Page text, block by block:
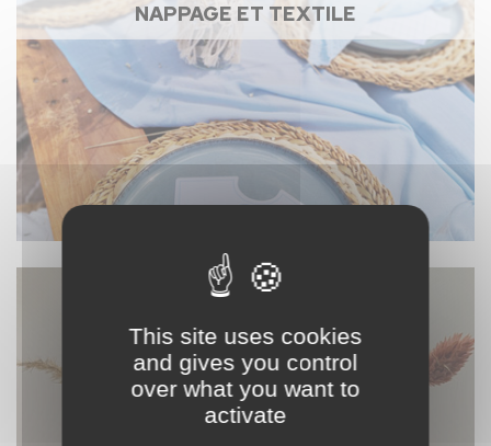
NAPPAGE ET TEXTILE
This site uses cookies
and gives you control
over what you want to
activate